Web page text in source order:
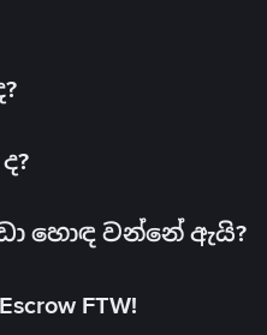
හොඳ වන්නේ ඇයි?
FTW!